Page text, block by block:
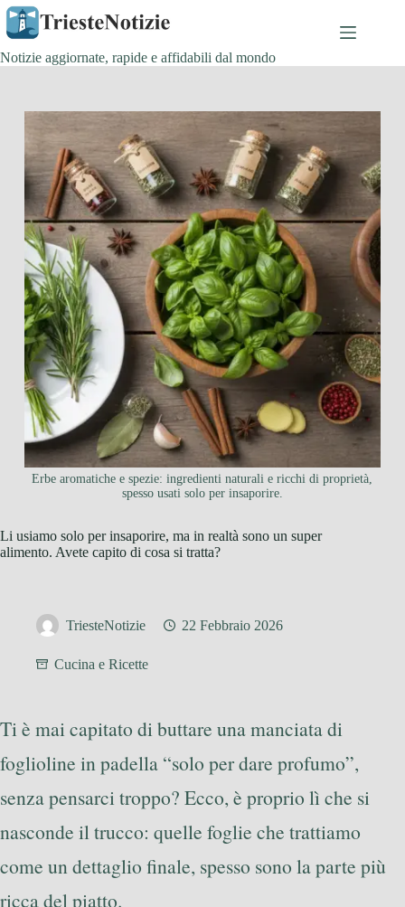
Salta
contenuto
Notizie aggiornate, rapide e affidabili dal mondo
Erbe aromatiche e spezie: ingredienti naturali e ricchi di proprietà,
spesso usati solo per insaporire.
Li usiamo solo per insaporire, ma in realtà sono un super
alimento. Avete capito di cosa si tratta?
TriesteNotizie 22 Febbraio 2026
Cucina e Ricette
Ti è mai capitato di buttare una manciata di
foglioline in padella “solo per dare profumo”,
senza pensarci troppo? Ecco, è proprio lì che si
nasconde il trucco: quelle foglie che trattiamo
come un dettaglio finale, spesso sono la parte più
ricca del piatto.